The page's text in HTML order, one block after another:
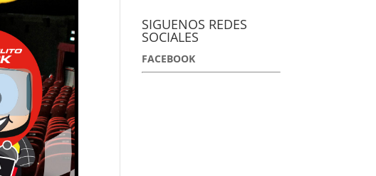
SIGUENOS REDES
SOCIALES
FACEBOOK